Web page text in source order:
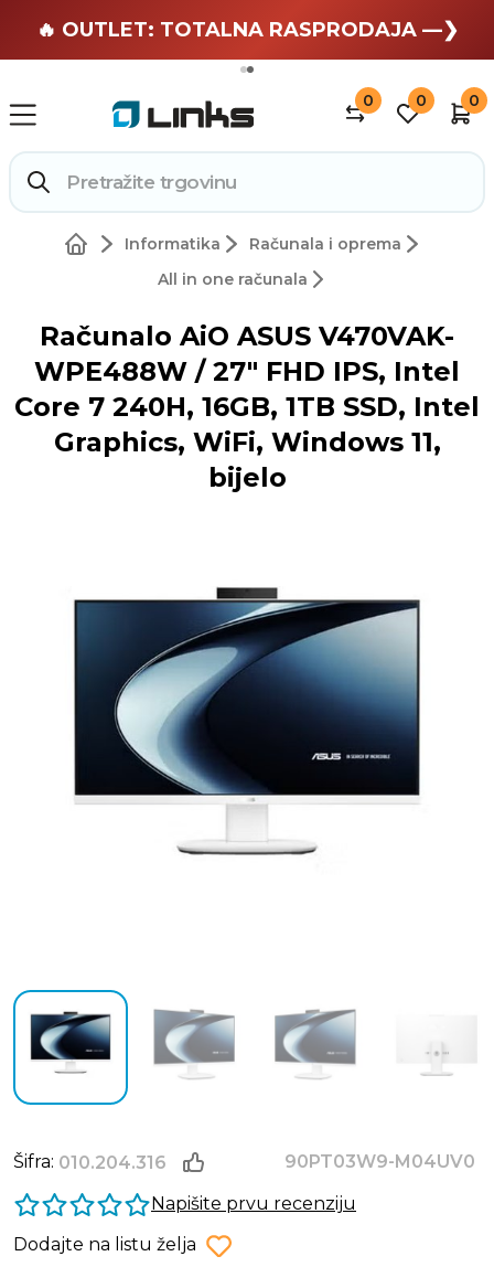
🏄 Zaslužuješ odmor —❯
🔥 OUTLET: TOTALNA RASPRODAJA —❯
0 0 0
Informatika
Računala i oprema
All in one računala
Računalo AiO ASUS V470VAK-
WPE488W / 27" FHD IPS, Intel
Core 7 240H, 16GB, 1TB SSD, Intel
Graphics, WiFi, Windows 11,
bijelo
Šifra: 010.204.316
90PT03W9-M04UV0
Napišite prvu recenziju
Dodajte na listu želja